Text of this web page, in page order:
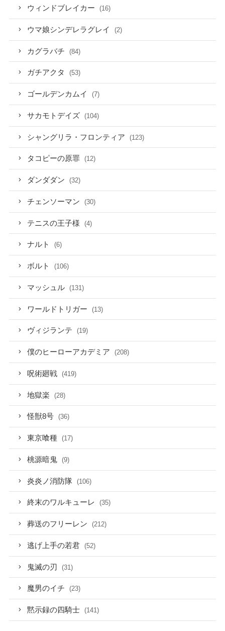
ウィンドブレイカー (16)
ウマ娘シンデレラグレイ (2)
カグラバチ (84)
ガチアクタ (53)
ゴールデンカムイ (7)
サカモトデイズ (104)
シャングリラ・フロンティア (123)
タコピーの原罪 (12)
ダンダダン (32)
チェンソーマン (30)
テニスの王子様 (4)
ナルト (6)
ボルト (106)
マッシュル (131)
ワールドトリガー (13)
ヴィジランテ (19)
僕のヒーローアカデミア (208)
呪術廻戦 (419)
地獄楽 (28)
怪獣8号 (36)
東京喰種 (17)
桃源暗鬼 (9)
炎炎ノ消防隊 (106)
終末のワルキューレ (35)
葬送のフリーレン (212)
逃げ上手の若君 (52)
鬼滅の刃 (31)
魔男のイチ (23)
黙示録の四騎士 (141)